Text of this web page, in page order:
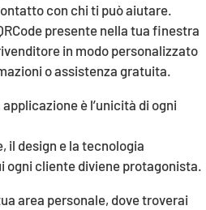
con chi ti può aiutare.
presente nella tua finestra
in modo personalizzato
o assistenza gratuita.
è l’unicità di ogni
design e la tecnologia
ogni cliente diviene protagonista.
area personale, dove troverai